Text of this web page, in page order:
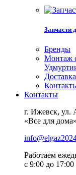
Запчасти
Бренды
Монтаж
Контакты
г. Ижевск, ул.
«Все для дома»
Работаем
с 9:00 до 17:00